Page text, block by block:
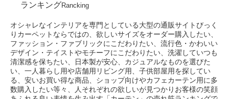
ランキングRancking
オシャレなインテリアを専門としている大型の通販サイトびっく
りカーペットならではの、欲しいサイズをオーダー購入したい、
ファッション・ファブリックにこだわりたい、流行色・かわいい
デザイン・テイストやモチーフにこだわりたい、洗濯していつも
清潔感を保ちたい、日本製が安心、カジュアルなものを選びた
い、一人暮らし用や店舗用リビング用、子供部屋用を探してい
る、安いお買い得な商品、ショップ向けやカフェカーテン用に多
数購入したい等々、人それぞれの欲しいが見つかりお客様の笑顔